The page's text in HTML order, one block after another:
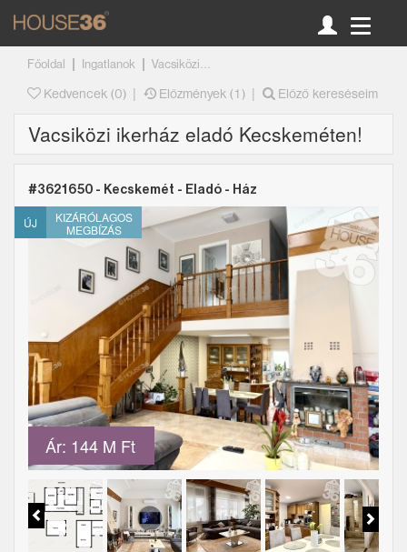
Főoldal Ingatlanok Vacsiközi...
Kedvencek (0) | Előzmények (1) | Előző kereséseim
Vacsiközi ikerház eladó Kecskeméten!
#3621650 - Kecskemét - Eladó - Ház
ÚJ
KIZÁRÓLAGOS
MEGBÍZÁS
Ár: 144 M Ft